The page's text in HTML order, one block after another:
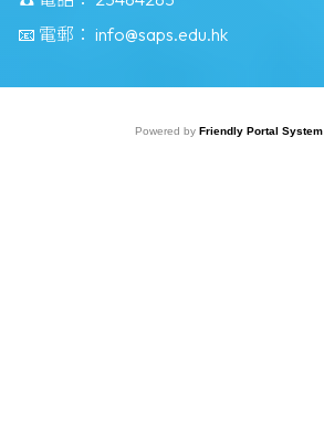
📧 電郵： info@saps.edu.hk
Powered by Friendly Portal System